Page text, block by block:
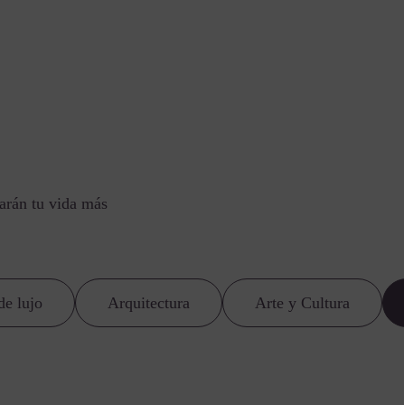
tu vida más
lujo Arquitectura Arte y Cultura